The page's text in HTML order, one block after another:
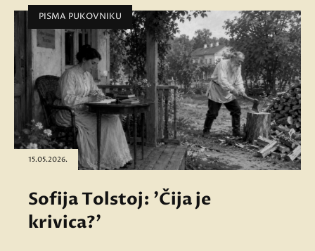
PISMA PUKOVNIKU
15.05.2026.
Sofija Tolstoj: 'Čija je
krivica?'